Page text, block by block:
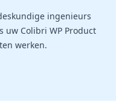
ingenieurs
uw Colibri WP Product
werken.